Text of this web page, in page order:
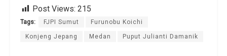
Post Views: 215
Tags: FJPI Sumut Furunobu Koichi
Konjeng Jepang Medan Puput Julianti Damanik